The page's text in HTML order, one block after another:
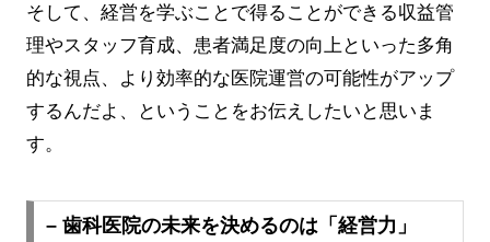
そして、経営を学ぶことで得ることができる収益管
理やスタッフ育成、患者満足度の向上といった多角
的な視点、より効率的な医院運営の可能性がアップ
するんだよ、ということをお伝えしたいと思いま
す。
– 歯科医院の未来を決めるのは「経営力」